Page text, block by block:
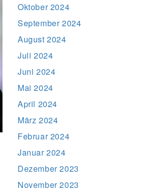
Oktober 2024
September 2024
August 2024
Juli 2024
Juni 2024
Mai 2024
April 2024
März 2024
Februar 2024
Januar 2024
Dezember 2023
November 2023